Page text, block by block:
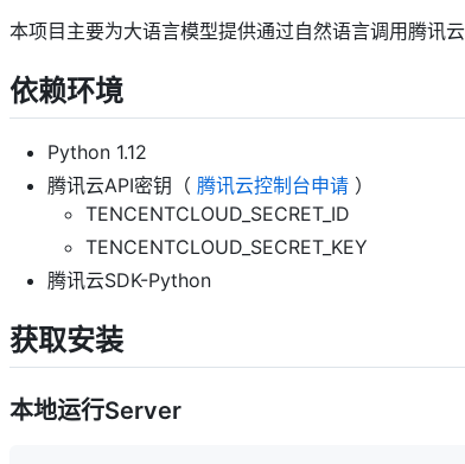
本项目主要为大语言模型提供通过自然语言调用腾讯
依赖环境
Python 1.12
腾讯云API密钥（ 腾讯云控制台申请 ）
TENCENTCLOUD_SECRET_ID
TENCENTCLOUD_SECRET_KEY
腾讯云SDK-Python
获取安装
本地运行Server